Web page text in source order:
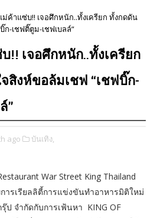
ค้าแซ่บ!! เจอศึกหนัก..ทั้งเครียก ทั้งกดดัน
-เชฟติ๊ตูม-เชฟเบลล์”
เจอศึกหนัก..ทั้งเครียก
สิงห์ขอล้มเชฟ “เชฟบิ๊ก-
”
ago บันเทิง,
War Street King Thailand
รเรียลลิตี้การแข่งขันทำอาหารมิติใหม่
ป จำกัดกับการเฟ้นหา KING OF